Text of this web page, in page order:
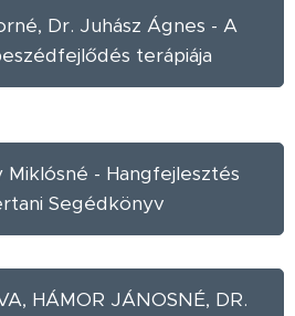
Dr. Juhász Ágnes - A
terápiája
Miklósné - Hangfejlesztés
Segédkönyv
HÁMOR JÁNOSNÉ, DR.